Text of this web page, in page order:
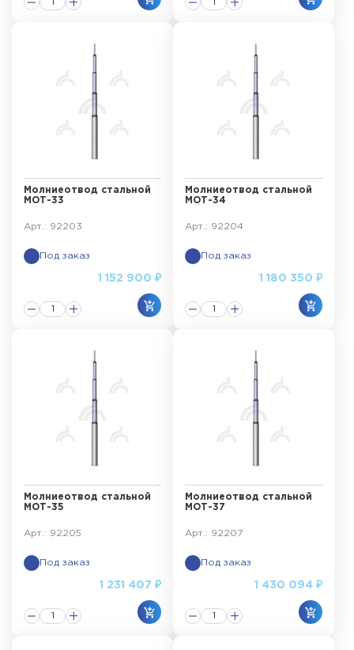
Молниеотвод стальной
МОТ-33
Арт.: 92203
Под заказ
1 152 900 ₽
Молниеотвод стальной
МОТ-34
Арт.: 92204
Под заказ
1 180 350 ₽
Молниеотвод стальной
МОТ-35
Арт.: 92205
Под заказ
1 231 407 ₽
Молниеотвод стальной
МОТ-37
Арт.: 92207
Под заказ
1 430 094 ₽